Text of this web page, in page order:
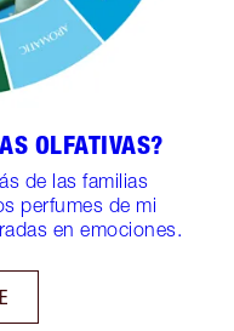
OLFATIVAS?
de las familias
perfumes de mi
en emociones.